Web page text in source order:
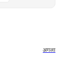
अगला